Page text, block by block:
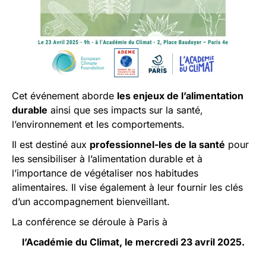
Cet événement aborde les enjeux de l’alimentation
durable ainsi que ses impacts sur la santé,
l’environnement et les comportements.
Il est destiné aux professionnel-les de la santé pour
les sensibiliser à l’alimentation durable et à
l’importance de végétaliser nos habitudes
alimentaires. Il vise également à leur fournir les clés
d’un accompagnement bienveillant.
La conférence se déroule à Paris à
l’Académie du Climat, le mercredi 23 avril 2025.